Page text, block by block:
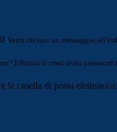
Verrà inviato un messaggio
Effettua il reset della password
la casella di posta elettronica!